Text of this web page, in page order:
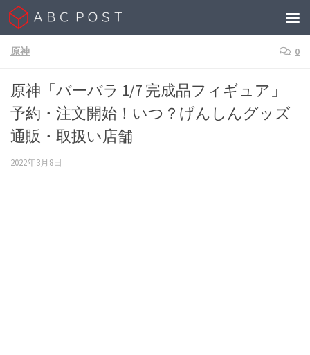
Skip to content
原神 0
原神「バーバラ 1/7 完成品フィギュア」
予約・注文開始！いつ？げんしんグッズ
通販・取扱い店舗
2022年3月8日